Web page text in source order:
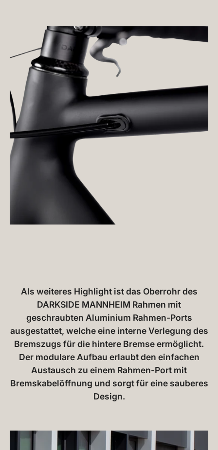
Als weiteres Highlight ist das Oberrohr des
DARKSIDE MANNHEIM Rahmen mit
geschraubten Aluminium Rahmen-Ports
ausgestattet, welche eine interne Verlegung des
Bremszugs für die hintere Bremse ermöglicht.
Der modulare Aufbau erlaubt den einfachen
Austausch zu einem Rahmen-Port mit
Bremskabelöffnung und sorgt für eine sauberes
Design.